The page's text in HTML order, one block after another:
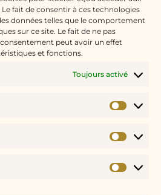
fait de consentir à ces technologies
données telles que le comportement
sur ce site. Le fait de ne pas
peut avoir un effet
et fonctions.
Toujours activé
J’ai travaillé dans
telles que le Buddha
et de multiples
et des bistrots de
clairement pas un hasard
produits
. D’ailleurs quand